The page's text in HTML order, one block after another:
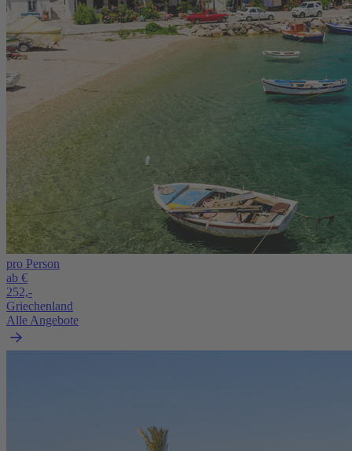
pro Person
ab €
252,-
Griechenland
Alle Angebote